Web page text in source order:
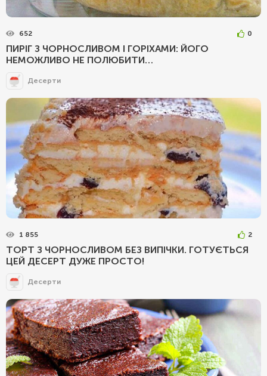
652 0
ПИРІГ З ЧОРНОСЛИВОМ І ГОРІХАМИ: ЙОГО
НЕМОЖЛИВО НЕ ПОЛЮБИТИ…
Десерти
1 855 2
ТОРТ З ЧОРНОСЛИВОМ БЕЗ ВИПІЧКИ. ГОТУЄТЬСЯ
ЦЕЙ ДЕСЕРТ ДУЖЕ ПРОСТО!
Десерти